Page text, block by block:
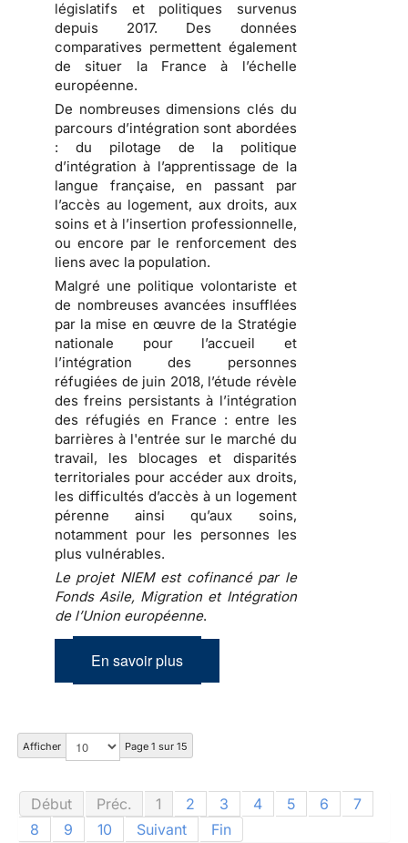
législatifs et politiques survenus
depuis 2017. Des données
comparatives permettent également
de situer la France à l’échelle
européenne.
De nombreuses dimensions clés du
parcours d’intégration sont abordées
: du pilotage de la politique
d’intégration à l’apprentissage de la
langue française, en passant par
l’accès au logement, aux droits, aux
soins et à l’insertion professionnelle,
ou encore par le renforcement des
liens avec la population.
Malgré une politique volontariste et
de nombreuses avancées insufflées
par la mise en œuvre de la Stratégie
nationale pour l’accueil et
l’intégration des personnes
réfugiées de juin 2018, l’étude révèle
des freins persistants à l’intégration
des réfugiés en France : entre les
barrières à l'entrée sur le marché du
travail, les blocages et disparités
territoriales pour accéder aux droits,
les difficultés d’accès à un logement
pérenne ainsi qu’aux soins,
notamment pour les personnes les
plus vulnérables.
Le projet NIEM est cofinancé par le
Fonds Asile, Migration et Intégration
de l’Union européenne.
En savoir plus
Afficher Page 1 sur 15
Début Préc. 1 2 3 4 5 6
7
8
9 10 Suivant Fin